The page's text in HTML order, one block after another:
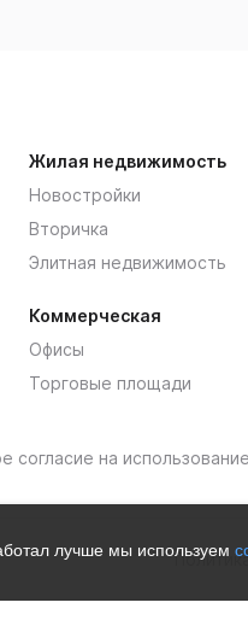
лучше мы используем
Жилая недвижимость
Новостройки
Вторичка
Элитная недвижимость
Коммерческая
Офисы
Торговые площади
согласие на